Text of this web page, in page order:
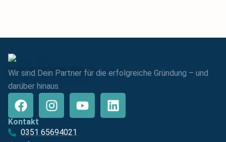
Wir sind Dein Partner für die erfolgreiche Gründung – und
darüber hinaus.
Kontakt
0351 65694021